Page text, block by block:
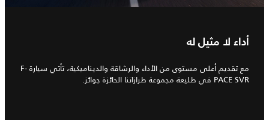
أداء لا مثيل له
مع تقديم أعلى مستوى من الأداء والرشاقة والديناميكية، تأتي سيارة F-
PACE SVR في طليعة مجموعة طرازاتنا الحائزة جوائز.